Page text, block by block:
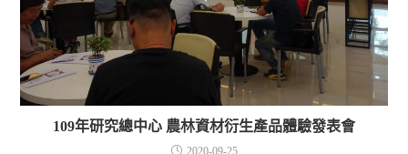
109年研究總中心 農林資材衍生產品體驗發表會